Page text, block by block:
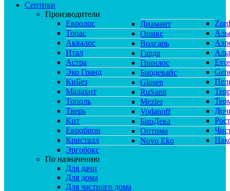
Септики
Производители
Евролос
Топас
Аквалос
Итал
Астра
Эко Гранд
КиБез
Малахит
Тополь
Тверь
Кит
Евробион
Кристалл
Эргобокс
Диамант
Оникс
Волгарь
Гарда
Гринлос
Биодевайс
Glosen
RuSanit
Mezler
Vodanoff
БиоДека
Оптима
Novo Eko
По назначению
Для дачи
Для дома
Для частного дома